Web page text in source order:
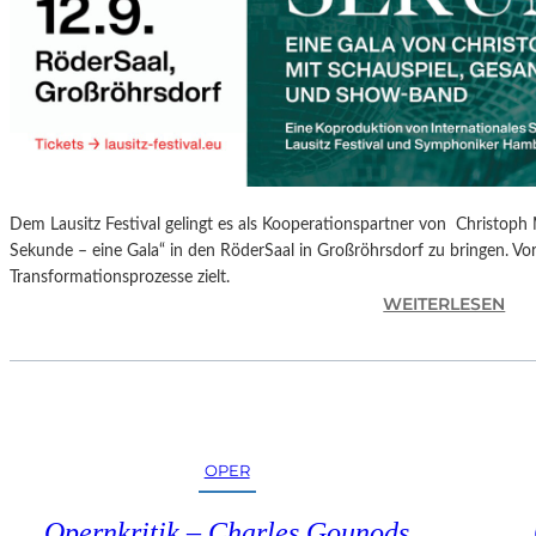
S
P
R
O
G
R
A
M
I
W
N
Dem Lausitz Festival gelingt es als Kooperationspartner von Christoph
Sekunde – eine Gala“ in den RöderSaal in Großröhrsdorf zu bringen.
Transformationsprozesse zielt.
WEITERLESEN
H
OPER